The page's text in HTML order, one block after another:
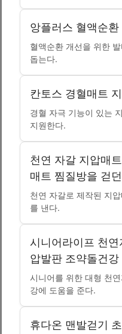
앙플러스 혈액순
혈액순환 개선을 위한
돕는다.
칸토스 경혈매트
경혈 자극 기능이 있는
지원한다.
천연 자갈 지압매
매트 찜질방을 걷
천연 자갈로 제작된 지
를 낸다.
시니어라이프 천
압발판 조약돌건강
시니어를 위한 대형 천
강에 도움을 준다.
휴다온 맨발걷기